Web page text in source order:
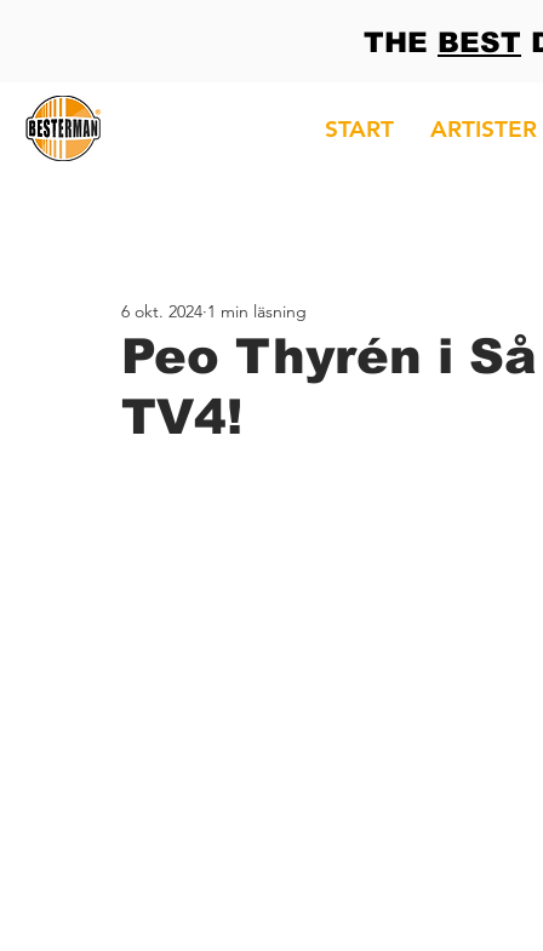
START ARTISTER
THE BEST
Peo Thyrén i
TV4!
6 okt. 2024 1 min läsning